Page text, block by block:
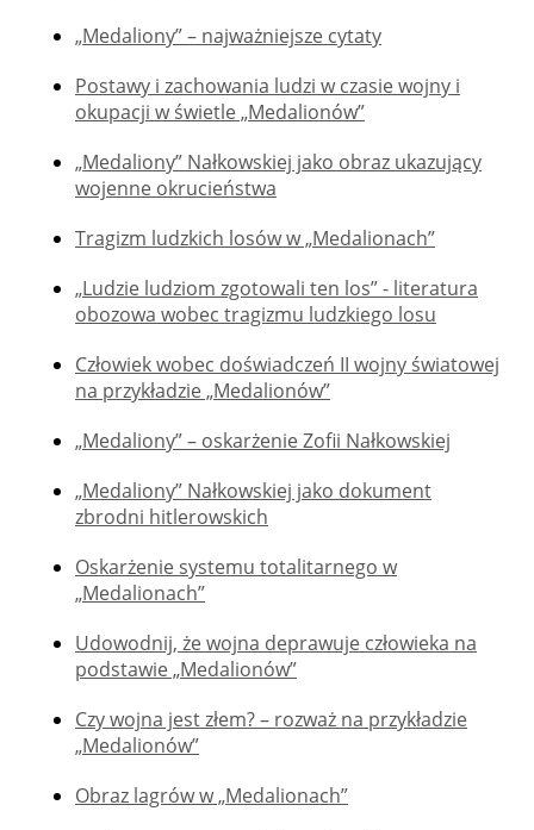
„Medaliony” – najważniejsze cytaty
Postawy i zachowania ludzi w czasie wojny i
okupacji w świetle „Medalionów”
„Medaliony” Nałkowskiej jako obraz ukazujący
wojenne okrucieństwa
Tragizm ludzkich losów w „Medalionach”
„Ludzie ludziom zgotowali ten los” - literatura
obozowa wobec tragizmu ludzkiego losu
Człowiek wobec doświadczeń II wojny światowej
na przykładzie „Medalionów”
„Medaliony” – oskarżenie Zofii Nałkowskiej
„Medaliony” Nałkowskiej jako dokument
zbrodni hitlerowskich
Oskarżenie systemu totalitarnego w
„Medalionach”
Udowodnij, że wojna deprawuje człowieka na
podstawie „Medalionów”
Czy wojna jest złem? – rozważ na przykładzie
„Medalionów”
Obraz lagrów w „Medalionach”